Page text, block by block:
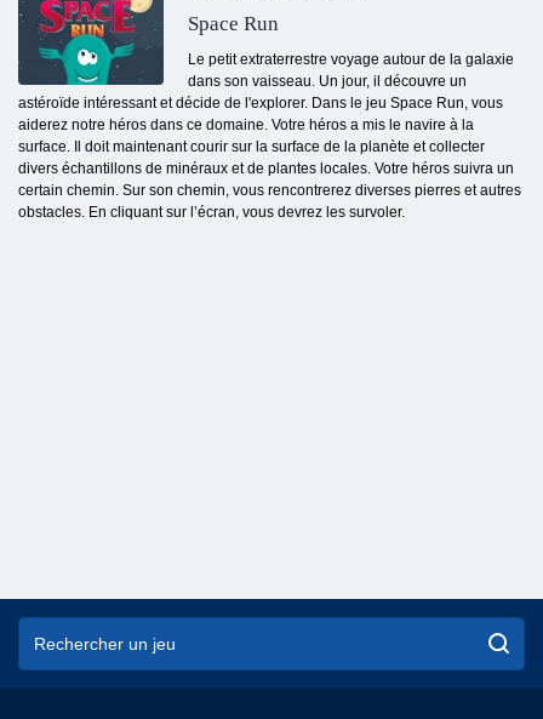
Space Run
Le petit extraterrestre voyage autour de la galaxie
dans son vaisseau. Un jour, il découvre un
astéroïde intéressant et décide de l'explorer. Dans le jeu Space Run, vous
aiderez notre héros dans ce domaine. Votre héros a mis le navire à la
surface. Il doit maintenant courir sur la surface de la planète et collecter
divers échantillons de minéraux et de plantes locales. Votre héros suivra un
certain chemin. Sur son chemin, vous rencontrerez diverses pierres et autres
obstacles. En cliquant sur l’écran, vous devrez les survoler.